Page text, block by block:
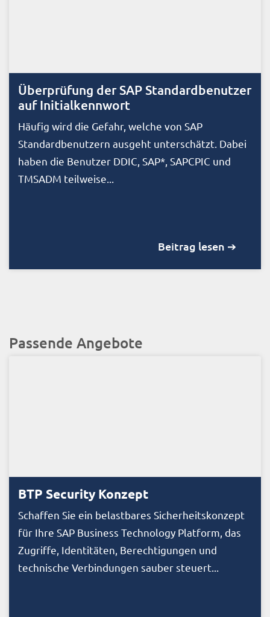
Überprüfung der SAP Standardbenutzer
auf Initialkennwort
Häufig wird die Gefahr, welche von SAP
Standardbenutzern ausgeht unterschätzt. Dabei
haben die Benutzer DDIC, SAP*, SAPCPIC und
TMSADM teilweise...
Beitrag lesen ➔
Passende Angebote
BTP Security Konzept
Schaffen Sie ein belastbares Sicherheitskonzept
für Ihre SAP Business Technology Platform, das
Zugriffe, Identitäten, Berechtigungen und
technische Verbindungen sauber steuert...